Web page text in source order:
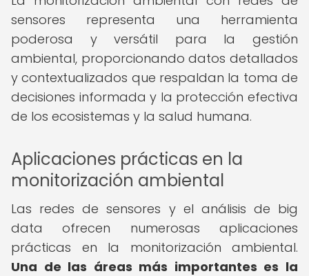
sensores representa una herramienta
poderosa y versátil para la gestión
ambiental, proporcionando datos detallados
y contextualizados que respaldan la toma de
decisiones informada y la protección efectiva
de los ecosistemas y la salud humana.
Aplicaciones prácticas en la
monitorización ambiental
Las redes de sensores y el análisis de big
data ofrecen numerosas aplicaciones
prácticas en la monitorización ambiental.
Una de las áreas más importantes es la